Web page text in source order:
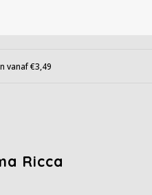
vanaf €3,49
Ricca